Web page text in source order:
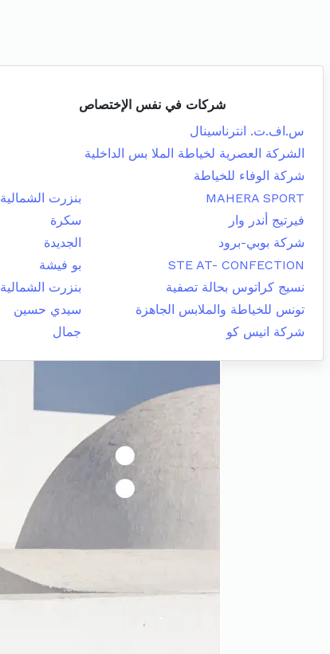
شركات في نفس الإختصاص
س.اف.ت. انترناسينال
الشركة العصرية لخياطة الملا بس الداخلية
شركة الوفاء للخياطة
MAHERA SPORT
بنزرت الشمالية
فيرتيج أندر وار
سكرة
شركة بوبي-برود
الجديدة
STE AT- CONFECTION
بو فيشة
نسيج كراتوس بحالة تصفية
بنزرت الشمالية
تونس للخياطة والملابس الجاهزة
سيدي حسين
شركة انيس كو
جمال